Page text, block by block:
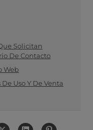
Solicitan
De Contacto
Web
Uso Y De Venta